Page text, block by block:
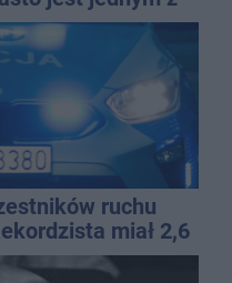
upały
ruchu
miał 2,6